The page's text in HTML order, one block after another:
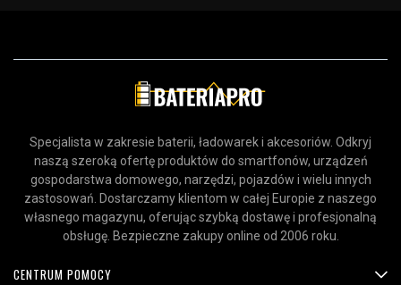
Specjalista w zakresie baterii, ładowarek i akcesoriów. Odkryj
naszą szeroką ofertę produktów do smartfonów, urządzeń
gospodarstwa domowego, narzędzi, pojazdów i wielu innych
zastosowań. Dostarczamy klientom w całej Europie z naszego
własnego magazynu, oferując szybką dostawę i profesjonalną
obsługę. Bezpieczne zakupy online od 2006 roku.
CENTRUM POMOCY